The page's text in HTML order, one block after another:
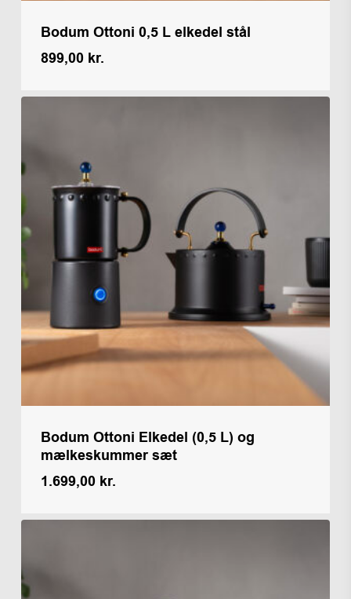
Bodum Ottoni 0,5 L elkedel stål
899,00 kr.
Bodum Ottoni Elkedel (0,5 L) og
mælkeskummer sæt
1.699,00 kr.